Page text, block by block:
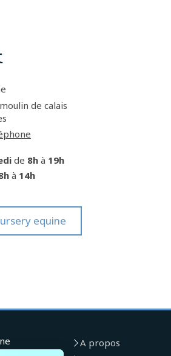
de calais
de 8h à 19h
à 14h
equine
A propos